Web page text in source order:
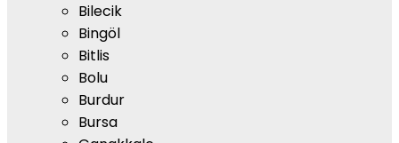
Bilecik
Bingöl
Bitlis
Bolu
Burdur
Bursa